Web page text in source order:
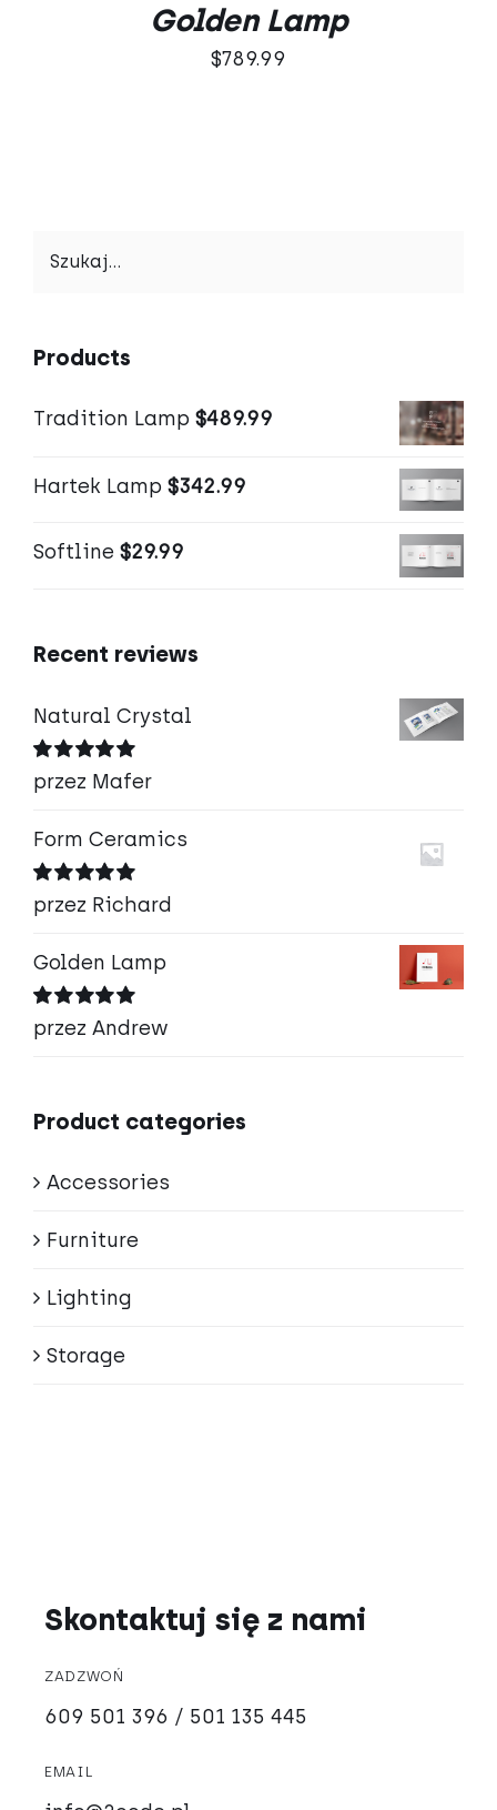
Golden Lamp
$789.99
Products
Tradition Lamp $489.99
Hartek Lamp $342.99
Softline $29.99
Recent reviews
Natural Crystal
Oceniono5
na 5
przez Mafer
Form Ceramics
Oceniono5
na 5
przez Richard
Golden Lamp
Oceniono5
na 5
przez Andrew
Product categories
Accessories
Furniture
Lighting
Storage
Skontaktuj się z nami
ZADZWOŃ
609 501 396 / 501 135 445
EMAIL